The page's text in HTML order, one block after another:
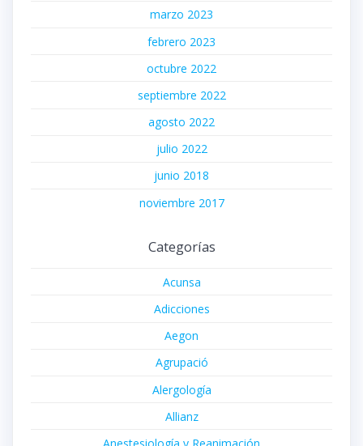
marzo 2023
febrero 2023
octubre 2022
septiembre 2022
agosto 2022
julio 2022
junio 2018
noviembre 2017
Categorías
Acunsa
Adicciones
Aegon
Agrupació
Alergología
Allianz